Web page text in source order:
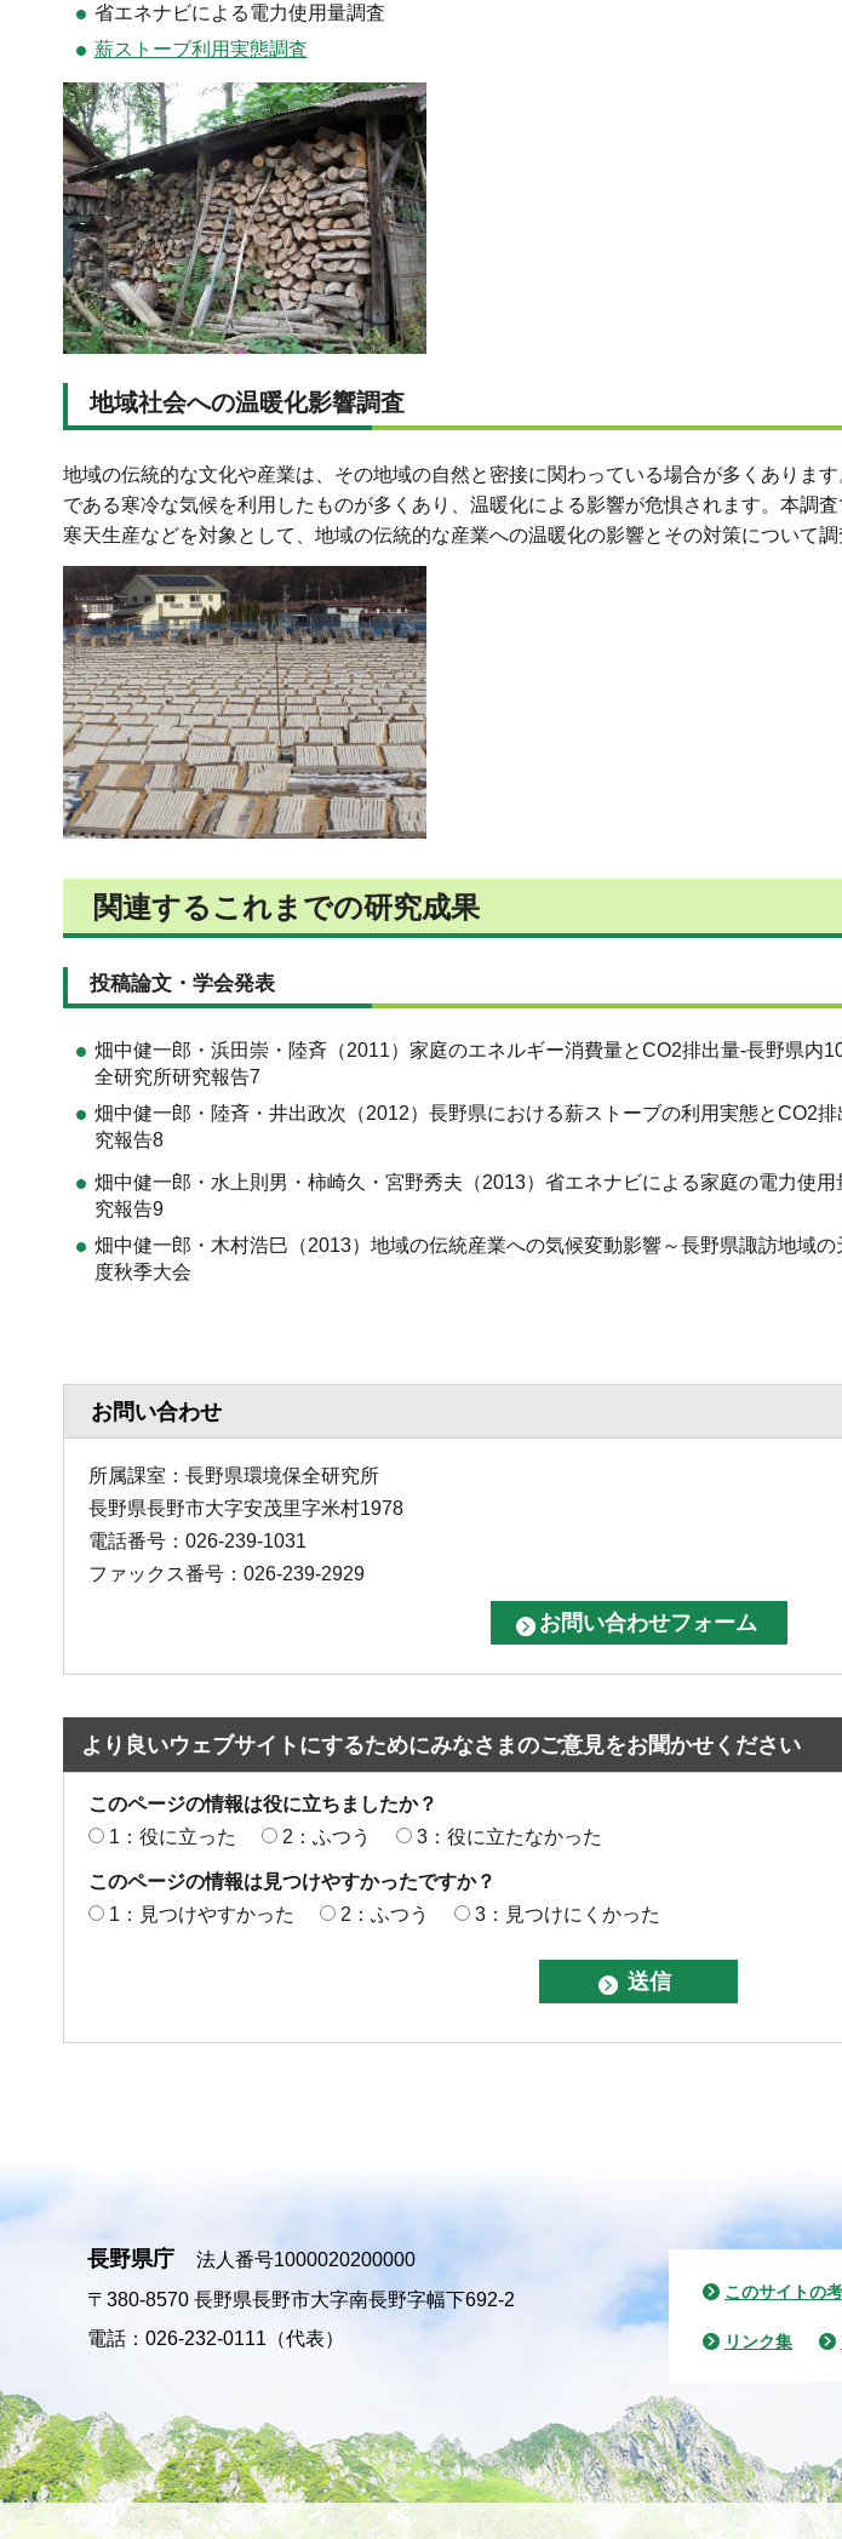
省エネナビによる電力使用量調査
薪ストーブ利用実態調査
地域社会への温暖化影響調査
地域の伝統的な文化や産業は、その地域の自然と密接に関わっている場合が多くありま
である寒冷な気候を利用したものが多くあり、温暖化による影響が危惧されます。本調
寒天生産などを対象として、地域の伝統的な産業への温暖化の影響とその対策について調
関連するこれまでの研究成果
投稿論文・学会発表
畑中健一郎・浜田崇・陸斉（2011）家庭のエネルギー消費量とCO2排出量-長野県内
全研究所研究報告7
畑中健一郎・陸斉・井出政次（2012）長野県における薪ストーブの利用実態とCO2
究報告8
畑中健一郎・水上則男・柿崎久・宮野秀夫（2013）省エネナビによる家庭の電力使
究報告9
畑中健一郎・木村浩巳（2013）地域の伝統産業への気候変動影響～長野県諏訪地域
度秋季大会
お問い合わせ
所属課室：長野県環境保全研究所
長野県長野市大字安茂里字米村1978
電話番号：026-239-1031
ファックス番号：026-239-2929
より良いウェブサイトにするためにみなさまのご意見をお聞かせください
このページの情報は役に立ちましたか？
1：役に立った
2：ふつう 3：役に立たなかった
このページの情報は見つけやすかったですか？
1：見つけやすかった
2：ふつう 3：見つけにくかった
長野県庁
法人番号1000020200000
〒380-8570 長野県長野市大字南長野字幅下692-2
電話：026-232-0111（代表）
このサイトの
リンク集